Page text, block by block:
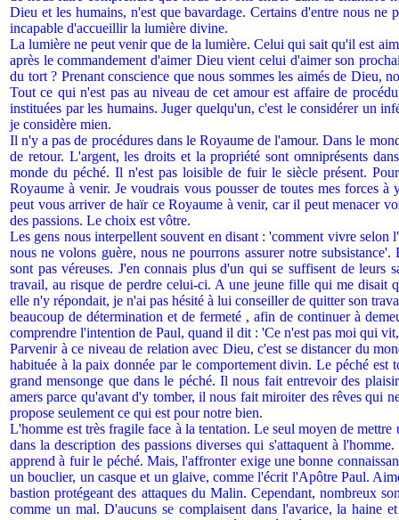
Dieu et les humains, n'est que bavardage. Certains d'entre nous
incapable d'accueillir la lumière divine.
La lumière ne peut venir que de la lumière. Celui qui sait qu'il est
après le commandement d'aimer Dieu vient celui d'aimer son
du tort ? Prenant conscience que nous sommes les aimés de Dieu,
Tout ce qui n'est pas au niveau de cet amour est affaire de
instituées par les humains. Juger quelqu'un, c'est le considérer un
je considère mien.
Il n'y a pas de procédures dans le Royaume de l'amour. Dans le
de retour. L'argent, les droits et la propriété sont omniprésents
monde du péché. Il n'est pas loisible de fuir le siècle présent.
Royaume à venir. Je voudrais vous pousser de toutes mes forces
peut vous arriver de haïr ce Royaume à venir, car il peut menacer
des passions. Le choix est vôtre.
Les gens nous interpellent souvent en disant : 'comment vivre
nous ne volons guère, nous ne pourrons assurer notre
sont pas véreuses. J'en connais plus d'un qui se suffisent de
travail, au risque de perdre celui-ci. A une jeune fille qui me disait
elle n'y répondait, je n'ai pas hésité à lui conseiller de quitter son
beaucoup de détermination et de fermeté , afin de continuer à
comprendre l'intention de Paul, quand il dit : 'Ce n'est pas moi qui
Parvenir à ce niveau de relation avec Dieu, c'est se distancer du
habituée à la paix donnée par le comportement divin. Le péché
grand mensonge que dans le péché. Il nous fait entrevoir des
amers parce qu'avant d'y tomber, il nous fait miroiter des rêves qui
propose seulement ce qui est pour notre bien.
L'homme est très fragile face à la tentation. Le seul moyen de
dans la description des passions diverses qui s'attaquent à
apprend à fuir le péché. Mais, l'affronter exige une bonne
un bouclier, un casque et un glaive, comme l'écrit l'Apôtre Paul.
bastion protégeant des attaques du Malin. Cependant, nombreux
comme un mal. D'aucuns se complaisent dans l'avarice, la haine